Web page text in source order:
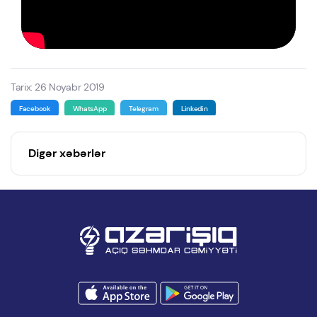
Tarix: 26 Noyabr 2019
Facebook WhatsApp Telegram Linkedin
Digər xəbərlər